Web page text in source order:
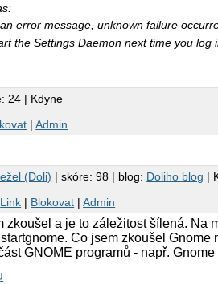
error message, unknown failure
the Settings Daemon next time you log
24 | Kdyne
|Admin
(Doli) | skóre: 98 | blog: Doliho blog |
Link | Blokovat |Admin
zkoušel a je to záležitost šílená. Na
Co jsem zkoušel
GNOME programů - např.